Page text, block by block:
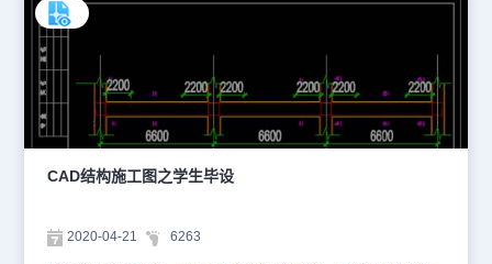
图 4、节点详图 5、屋面层楼面结构布置图
CAD结构施工图之学生毕设
2020-04-21 6263